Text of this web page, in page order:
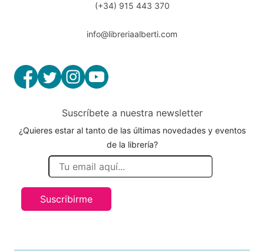
(+34) 915 443 370
info@libreriaalberti.com
Suscríbete a nuestra newsletter
¿Quieres estar al tanto de las últimas novedades y eventos
de la librería?
Suscribirme